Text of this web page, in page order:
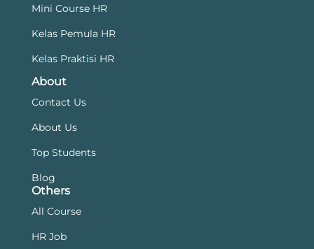
Mini Course HR
Kelas Pemula HR
Kelas Praktisi HR
About
Contact Us
About Us
Top Students
Blog
Others
All Course
HR Job